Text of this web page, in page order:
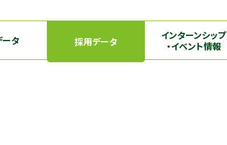
ータ 採用データ
インターンシップ
・イベント情報